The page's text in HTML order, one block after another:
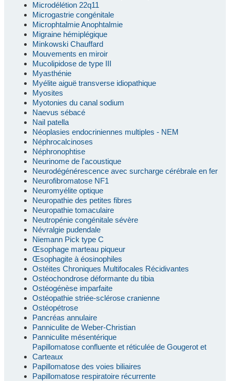
Microdélétion 22q11
Microgastrie congénitale
Microphtalmie Anophtalmie
Migraine hémiplégique
Minkowski Chauffard
Mouvements en miroir
Mucolipidose de type III
Myasthénie
Myélite aiguë transverse idiopathique
Myosites
Myotonies du canal sodium
Naevus sébacé
Nail patella
Néoplasies endocriniennes multiples - NEM
Néphrocalcinoses
Néphronophtise
Neurinome de l'acoustique
Neurodégénérescence avec surcharge cérébrale en fer
Neurofibromatose NF1
Neuromyélite optique
Neuropathie des petites fibres
Neuropathie tomaculaire
Neutropénie congénitale sévère
Névralgie pudendale
Niemann Pick type C
Œsophage marteau piqueur
Œsophagite à éosinophiles
Ostéites Chroniques Multifocales Récidivantes
Ostéochondrose déformante du tibia
Ostéogénèse imparfaite
Ostéopathie striée-sclérose cranienne
Ostéopétrose
Pancréas annulaire
Panniculite de Weber-Christian
Panniculite mésentérique
Papillomatose confluente et réticulée de Gougerot et
Carteaux
Papillomatose des voies biliaires
Papillomatose respiratoire récurrente